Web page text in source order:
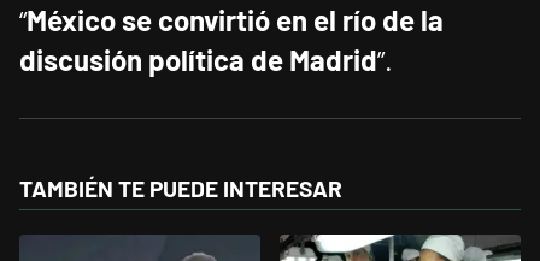
“México se convirtió en el río de la
discusión política de Madrid”.
TAMBIÉN TE PUEDE INTERESAR